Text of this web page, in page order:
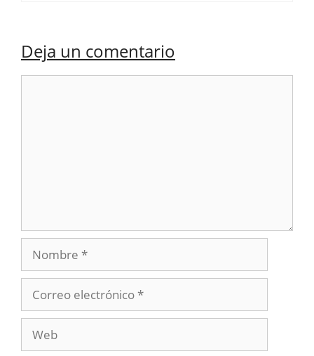
Deja un comentario
Nombre
electrónico